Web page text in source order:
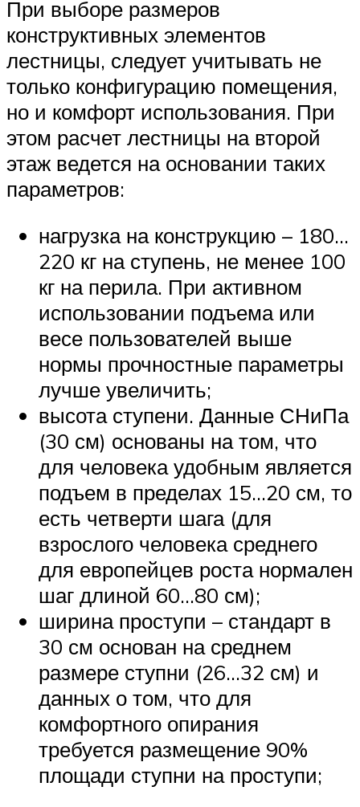
При выборе размеров
конструктивных элементов
лестницы, следует учитывать не
только конфигурацию помещения,
но и комфорт использования. При
этом расчет лестницы на второй
этаж ведется на основании таких
параметров:
нагрузка на конструкцию – 180…
220 кг на ступень, не менее 100
кг на перила. При активном
использовании подъема или
весе пользователей выше
нормы прочностные параметры
лучше увеличить;
высота ступени. Данные СНиПа
(30 см) основаны на том, что
для человека удобным является
подъем в пределах 15…20 см, то
есть четверти шага (для
взрослого человека среднего
для европейцев роста нормален
шаг длиной 60…80 см);
ширина проступи – стандарт в
30 см основан на среднем
размере ступни (26…32 см) и
данных о том, что для
комфортного опирания
требуется размещение 90%
площади ступни на проступи;